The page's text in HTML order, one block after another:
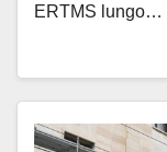
ERTMS lungo…